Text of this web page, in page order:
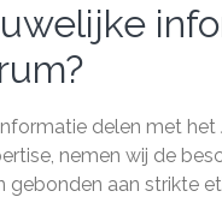
delen met
nemen wij de
gebonden aan strikte